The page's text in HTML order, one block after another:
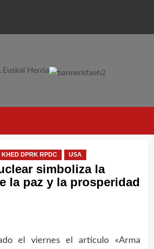
KHED DPRK RPDC USA
simboliza la
la paz y la prosperidad
el viernes el artículo «Arma